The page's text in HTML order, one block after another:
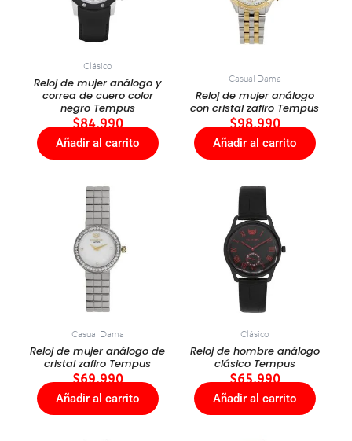
Clásico
Reloj de mujer análogo y
correa de cuero color
negro Tempus
$84.990
Añadir al carrito
Casual Dama
Reloj de mujer análogo
con cristal zafiro Tempus
$98.990
Añadir al carrito
Casual Dama
Reloj de mujer análogo de
cristal zafiro Tempus
$69.990
Añadir al carrito
Clásico
Reloj de hombre análogo
clásico Tempus
$65.990
Añadir al carrito